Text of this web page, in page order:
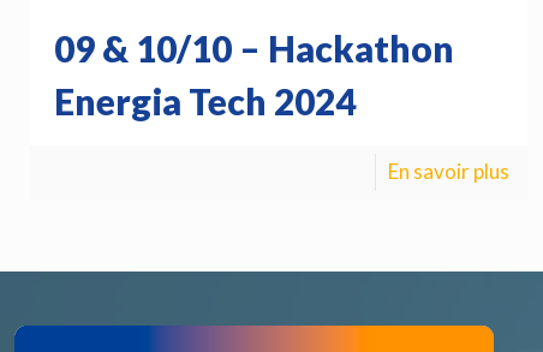
09 & 10/10 – Hackathon
Energia Tech 2024
En savoir plus